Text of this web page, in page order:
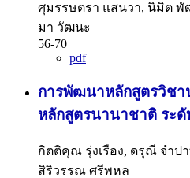
ศุมรรษตรา แสนวา, นิมิต
มา วัฒนะ
56-70
pdf
การพัฒนาหลักสูตรวิชา
หลักสูตรนานาชาติ ระ
กิตติคุณ รุ่งเรือง, ดรุณี จำป
สิริวรรณ ศรีพหล